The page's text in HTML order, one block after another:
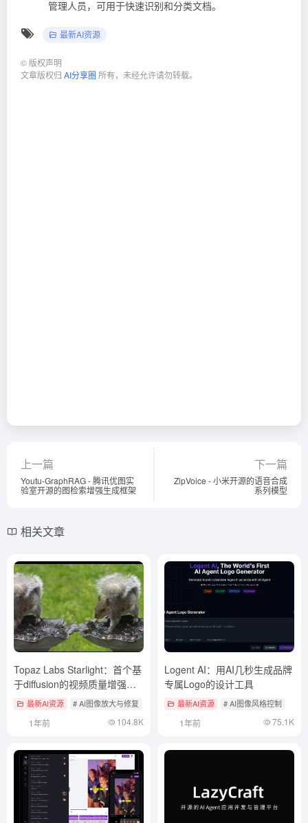
管理人员，可用于快速识别和分类文档。
最新AI资源
© 版权声明
文章版权归 AI分享圈 所有，未经允许请勿转载。
上一篇
Youtu-GraphRAG - 腾讯优图实
验室开源的图检索增强生成框架
下一篇
ZipVoice - 小米开源的语音合成
系列模型
相关文章
Topaz Labs Starlight：首个基
于diffusion的视频质量增强模
型 最新AI资源 # AI图像放大与修复
1年前 104.8K
Logent AI：用AI几秒生成品牌
专属Logo的设计工具
最新AI资源 # AI图像风格控制
1年前 75.1K